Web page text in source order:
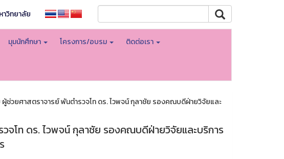
าวิทยาลัย
มุมนักศึกษา โครงการ/อบรม ติดต่อเรา
ช่วยศาสตราจารย์ พันตำรวจโท ดร. ไวพจน์ กุลาชัย รองคณบดีฝ่ายวิจัยและ
โท ดร. ไวพจน์ กุลาชัย รองคณบดีฝ่ายวิจัยและบริการ